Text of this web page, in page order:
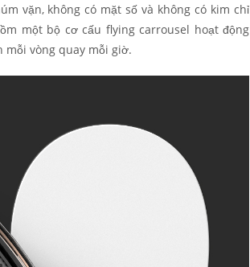
vặn, không có mặt số và không có kim chỉ
một bộ cơ cấu flying carrousel hoạt động
vòng quay mỗi giờ.